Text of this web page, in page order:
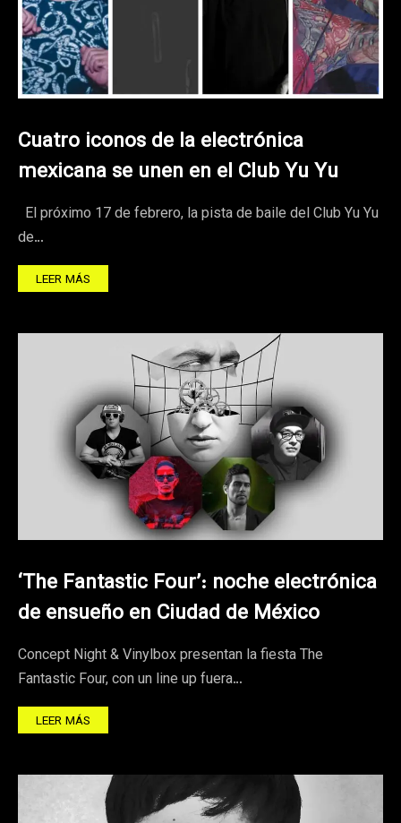
Cuatro iconos de la electrónica
mexicana se unen en el Club Yu Yu
El próximo 17 de febrero, la pista de baile del Club Yu Yu
de…
LEER MÁS
‘The Fantastic Four’: noche electrónica
de ensueño en Ciudad de México
Concept Night & Vinylbox presentan la fiesta The
Fantastic Four, con un line up fuera…
LEER MÁS